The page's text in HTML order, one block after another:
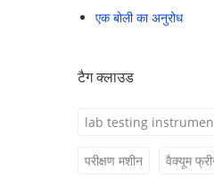
एक बोली का अनुरोध
टैग क्लाउड
lab testing
परीक्षण मशीन वैक्यूम